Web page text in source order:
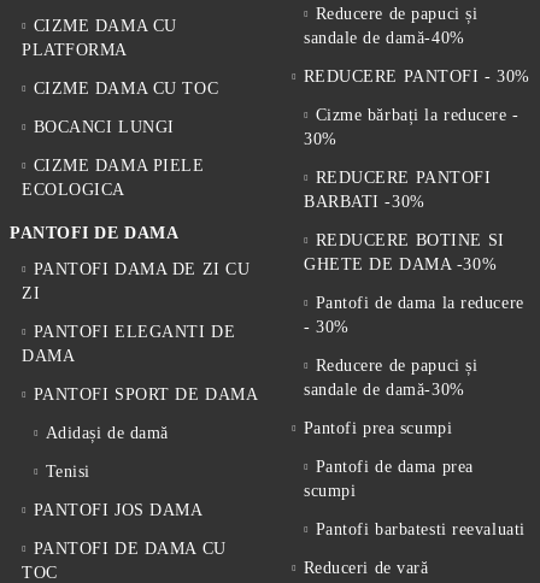
CIZME DAMA CU
PLATFORMA
CIZME DAMA CU TOC
BOCANCI LUNGI
CIZME DAMA PIELE
ECOLOGICA
PANTOFI DE DAMA
PANTOFI DAMA DE ZI CU
ZI
PANTOFI ELEGANTI DE
DAMA
PANTOFI SPORT DE DAMA
Adidași de damă
Tenisi
PANTOFI JOS DAMA
PANTOFI DE DAMA CU
TOC
Reducere de papuci și
sandale de damă-40%
REDUCERE PANTOFI - 30%
Cizme bărbați la reducere -
30%
REDUCERE PANTOFI
BARBATI -30%
REDUCERE BOTINE SI
GHETE DE DAMA -30%
Pantofi de dama la reducere
- 30%
Reducere de papuci și
sandale de damă-30%
Pantofi prea scumpi
Pantofi de dama prea
scumpi
Pantofi barbatesti reevaluati
Reduceri de vară